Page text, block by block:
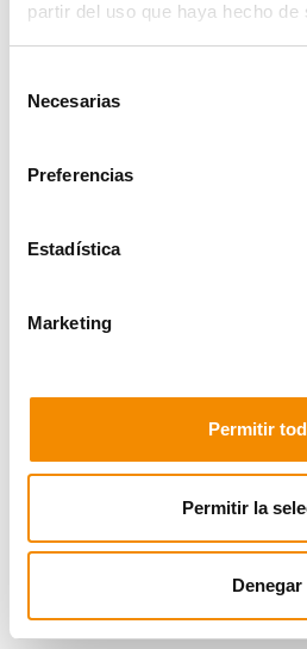
partir del uso que haya hecho
Necesarias
Preferencias
Estadística
Marketing
Permitir
Permitir la
Denegar